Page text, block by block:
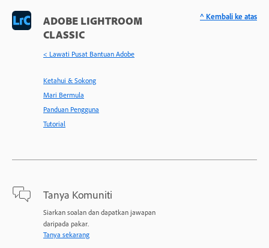
ADOBE LIGHTROOM
CLASSIC
< Lawati Pusat Bantuan Adobe
Ketahui & Sokong
Mari Bermula
Panduan Pengguna
Tutorial
Tanya Komuniti
Siarkan soalan dan dapatkan jawapan
daripada pakar.
Tanya sekarang
^ Kembali ke atas